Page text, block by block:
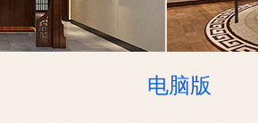
电脑版